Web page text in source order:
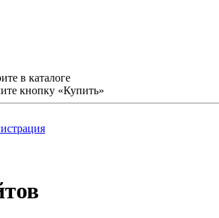
в каталоге
кнопку «Купить»